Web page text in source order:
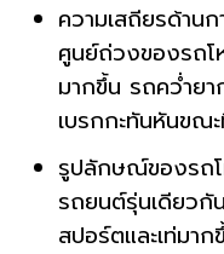
ความเสถียรด้าน
ศูนย์ถ่วงของรถโ
มากขึ้น รถคว่ำยา
เบรกกะทันหันขณ
รูปลักษณ์ของรถ
รถยนต์รุ่นเดียวกั
สปอร์ตและเท่มาก